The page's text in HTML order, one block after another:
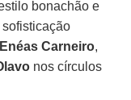
bonachão e
Enéas Carneiro,
nos círculos